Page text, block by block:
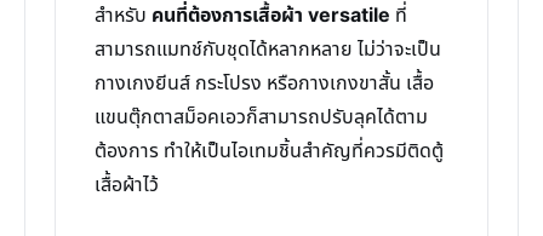
สำหรับ คนที่ต้องการเสื้อผ้า versatile ที่
สามารถแมทช์กับชุดได้หลากหลาย ไม่ว่าจะเป็น
กางเกงยีนส์ กระโปรง หรือกางเกงขาสั้น เสื้อ
แขนตุ๊กตาสม็อคเอวก็สามารถปรับลุคได้ตาม
ต้องการ ทำให้เป็นไอเทมชิ้นสำคัญที่ควรมีติดตู้
เสื้อผ้าไว้